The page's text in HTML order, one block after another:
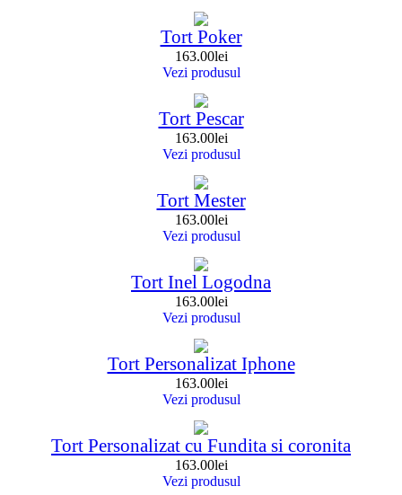
Tort Poker
163.00lei
Vezi produsul
Tort Pescar
163.00lei
Vezi produsul
Tort Mester
163.00lei
Vezi produsul
Tort Inel Logodna
163.00lei
Vezi produsul
Tort Personalizat Iphone
163.00lei
Vezi produsul
Tort Personalizat cu Fundita si coronita
163.00lei
Vezi produsul